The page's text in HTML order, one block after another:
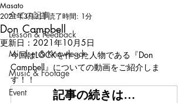
全ての記事
Lesson & Feedback
Mindset & Knowlegde
Music & Footage
Event
Don Campbell
Masato
2021年3月3日 読了時間: 1分
更新日： 2021年10月5日
今回はLOCKを作った人物である『Don
Campbell』についての動画をご紹介しま
す！！
記事の続きは…